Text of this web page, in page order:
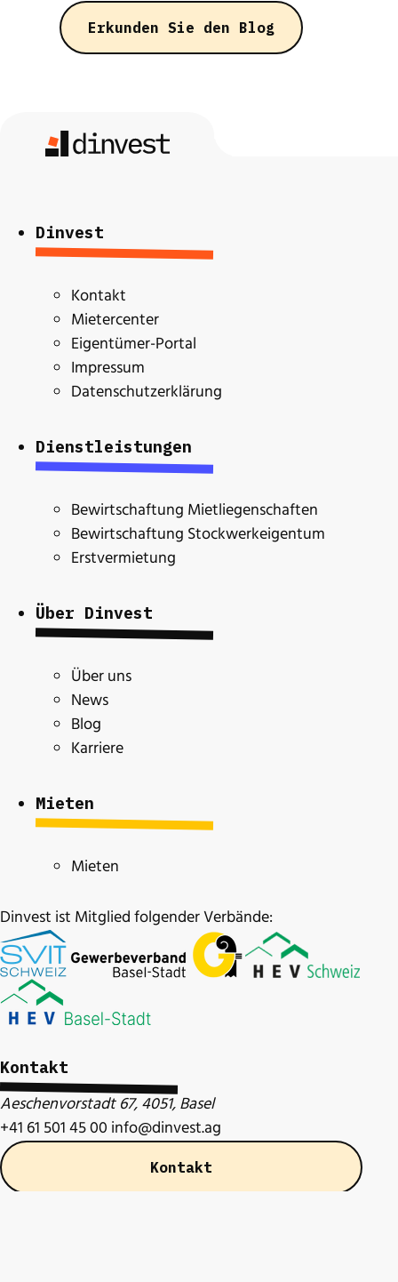
Erkunden Sie den Blog
Dinvest
Kontakt
Mietercenter
Eigentümer-Portal
Impressum
Datenschutzerklärung
Dienstleistungen
Bewirtschaftung Mietliegenschaften
Bewirtschaftung Stockwerkeigentum
Erstvermietung
Über Dinvest
Über uns
News
Blog
Karriere
Mieten
Mieten
Dinvest ist Mitglied folgender Verbände:
Kontakt
Aeschenvorstadt 67, 4051, Basel
+41 61 501 45 00 info@dinvest.ag
Kontakt